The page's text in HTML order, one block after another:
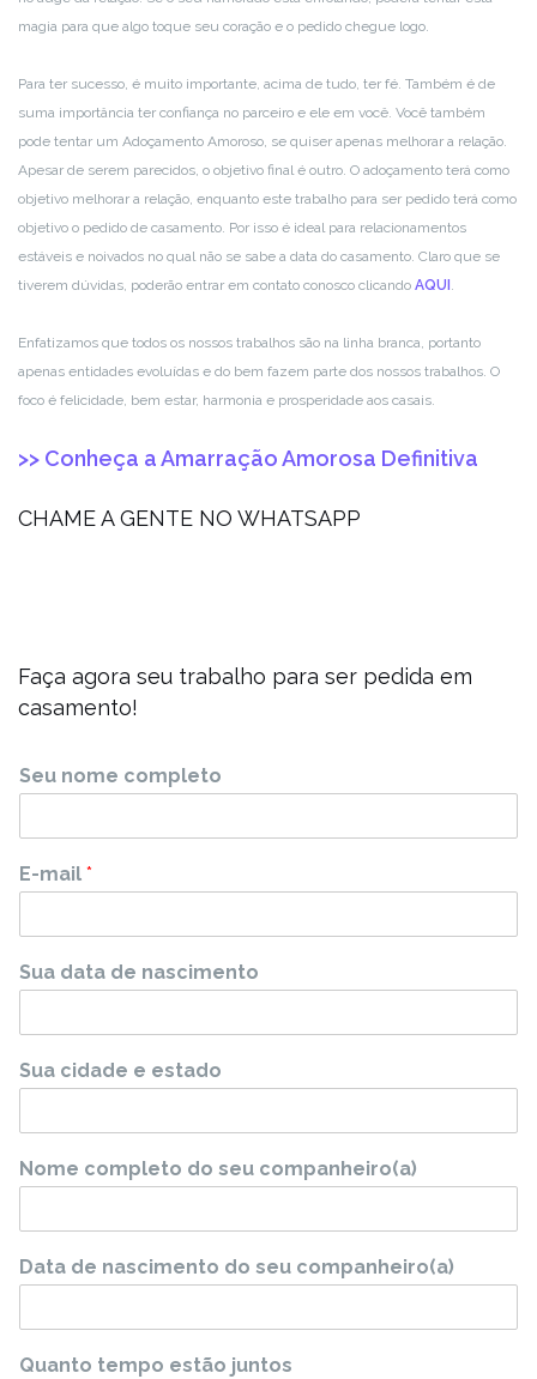
magia para que algo toque seu coração e o pedido chegue logo.
Para ter sucesso, é muito importante, acima de tudo, ter fé. Também é de
suma importância ter confiança no parceiro e ele em você. Você também
pode tentar um Adoçamento Amoroso, se quiser apenas melhorar a relação.
Apesar de serem parecidos, o objetivo final é outro. O adoçamento terá como
objetivo melhorar a relação, enquanto este trabalho para ser pedido terá como
objetivo o pedido de casamento. Por isso é ideal para relacionamentos
estáveis e noivados no qual não se sabe a data do casamento. Claro que se
tiverem dúvidas, poderão entrar em contato conosco clicando AQUI .
Enfatizamos que todos os nossos trabalhos são na linha branca, portanto
apenas entidades evoluídas e do bem fazem parte dos nossos trabalhos. O
foco é felicidade, bem estar, harmonia e prosperidade aos casais.
>> Conheça a Amarração Amorosa Definitiva
CHAME A GENTE NO WHATSAPP
Faça agora seu trabalho para ser pedida em
casamento!
Seu nome completo
E-mail *
Sua data de nascimento
Sua cidade e estado
Nome completo do seu companheiro(a)
Data de nascimento do seu companheiro(a)
Quanto tempo estão juntos